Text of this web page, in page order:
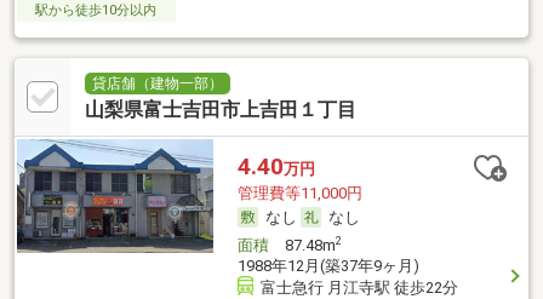
駅から徒歩10分以内
貸店舗（建物一部）
山梨県富士吉田市上吉田１丁目
4.40万円
管理費等11,000円
なし
なし
面積87.48m2
1988年12月(築37年9ヶ月)
富士急行 月江寺駅 徒歩22分